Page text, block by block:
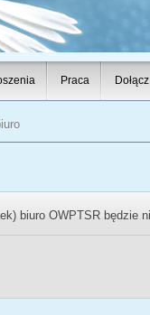
Praca
biuro OWPTSR będzie